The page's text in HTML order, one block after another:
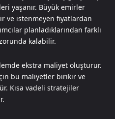
yaşanır. Büyük emirler
ve istenmeyen fiyatlardan
planladıklarından farklı
kalabilir.
ekstra maliyet oluşturur.
bu maliyetler birikir ve
Kısa vadeli stratejiler